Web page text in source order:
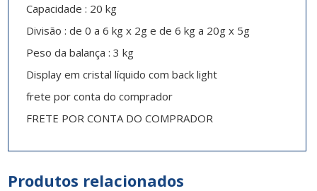
Capacidade : 20 kg
Divisão : de 0 a 6 kg x 2g e de 6 kg a 20g x 5g
Peso da balança : 3 kg
Display em cristal líquido com back light
frete por conta do comprador
FRETE POR CONTA DO COMPRADOR
Produtos relacionados